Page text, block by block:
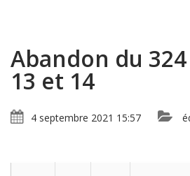
Abandon du 324
13 et 14
4 septembre 2021 15:57